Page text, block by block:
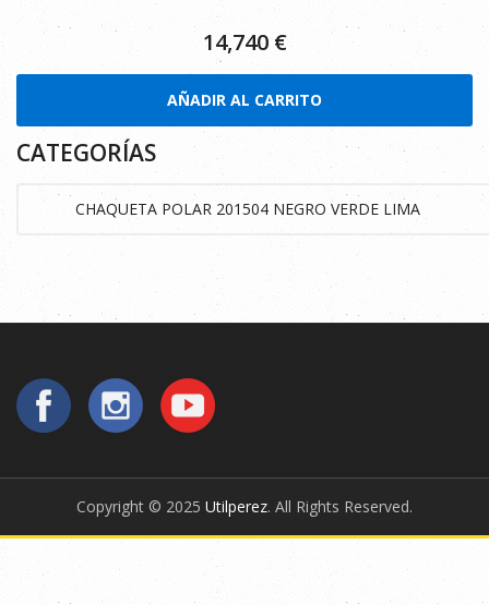
14,740 €
AÑADIR AL CARRITO
CATEGORÍAS
Copyright © 2025 Utilperez. All Rights Reserved.